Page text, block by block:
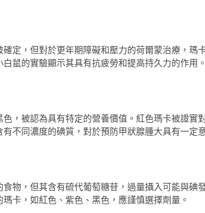
定，但對於更年期障礙和壓力的荷爾蒙治療，瑪
鼠的實驗顯示其具有抗疲勞和提高持久力的作用。
，被認為具有特定的營養價值。紅色瑪卡被證實
不同濃度的碘質，對於預防甲狀腺腫大具有一定
物，但其含有硫代葡萄糖苷，過量攝入可能與碘
卡，如紅色、紫色、黑色，應謹慎選擇劑量。